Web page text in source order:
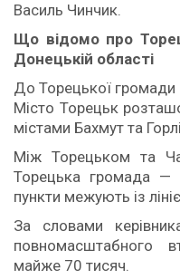
Василь Чинчик.
Що відомо про
Донецькій області
До Торецької громади
Місто Торецьк
містами Бахмут та
Між Торецьком та
Торецька громада —
пункти межують із
За словами
повномасштабного
майже 70 тисяч.